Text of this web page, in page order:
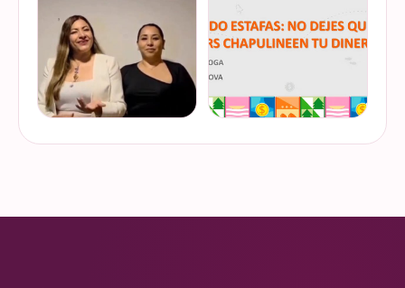
de tus finanzas en la serie
de "Mu…
VER EN
INSTAGRAM
ahorro o aguinaldo, es un
dinero…
VER EN
INSTAGRAM
de la Semana Nacional de
que los hackers